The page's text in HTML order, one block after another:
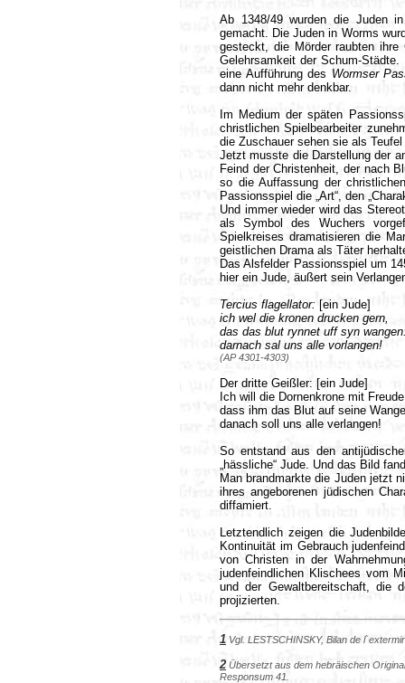
Ab 1348/49 wurden die Juden
gemacht. Die Juden in Worms
gesteckt, die Mörder raubten
Gelehrsamkeit der Schum-Städte.
eine Aufführung des Wormser
dann nicht mehr denkbar.
Im Medium der späten
christlichen Spielbearbeiter
die Zuschauer sehen sie als
Jetzt musste die Darstellung der
Feind der Christenheit, der nach
so die Auffassung der
Passionsspiel die „Art“, den
Und immer wieder wird das
als Symbol des Wuchers
Spielkreises dramatisieren die
geistlichen Drama als Täter
Das Alsfelder Passionsspiel um
hier ein Jude, äußert sein
Tercius flagellator: [ein Jude]
ich wel die kronen drucken gern,
das das blut rynnet uff syn
darnach sal uns alle vorlangen!
(AP 4301-4303)
Der dritte Geißler: [ein Jude]
Ich will die Dornenkrone mit
dass ihm das Blut auf seine
danach soll uns alle verlangen!
So entstand aus den
„hässliche“ Jude. Und das Bild
Man brandmarkte die Juden jetzt
ihres angeborenen jüdischen
diffamiert.
Letztendlich zeigen die
Kontinuität im Gebrauch
von Christen in der
judenfeindlichen Klischees vom
und der Gewaltbereitschaft, die
projizierten.
1 Vgl. LESTSCHINSKY, Bilan de
2 Übersetzt aus dem hebräischen
Responsum 41.